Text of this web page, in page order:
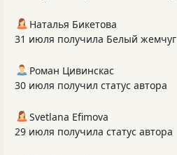
Наталья Бикетова
31 июля получила Белый жемчуг
Роман Цивинскас
30 июля получил статус автора
Svetlana Efimova
29 июля получила статус автора